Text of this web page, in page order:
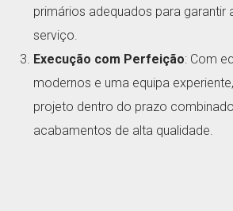
primários adequados para garantir
serviço.
Execução com Perfeição: Com
modernos e uma equipa
projeto dentro do prazo
acabamentos de alta qualidade.